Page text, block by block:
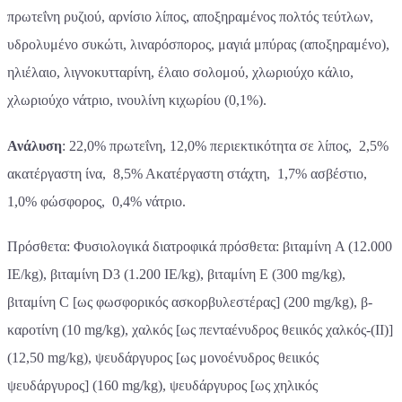
πρωτεΐνη ρυζιού, αρνίσιο λίπος, αποξηραμένος πολτός τεύτλων,
υδρολυμένο συκώτι, λιναρόσπορος, μαγιά μπύρας (αποξηραμένο),
ηλιέλαιο, λιγνοκυτταρίνη, έλαιο σολομού, χλωριούχο κάλιο,
χλωριούχο νάτριο, ινουλίνη κιχωρίου (0,1%).
Ανάλυση: 22,0% πρωτεΐνη, 12,0% περιεκτικότητα σε λίπος, 2,5%
ακατέργαστη ίνα, 8,5% Ακατέργαστη στάχτη, 1,7% ασβέστιο,
1,0% φώσφορος, 0,4% νάτριο.
Πρόσθετα: Φυσιολογικά διατροφικά πρόσθετα: βιταμίνη A (12.000
IE/kg), βιταμίνη D3 (1.200 IE/kg), βιταμίνη E (300 mg/kg),
βιταμίνη C [ως φωσφορικός ασκορβυλεστέρας] (200 mg/kg), β-
καροτίνη (10 mg/kg), χαλκός [ως πενταένυδρος θειικός χαλκός-(II)]
(12,50 mg/kg), ψευδάργυρος [ως μονοένυδρος θειικός
ψευδάργυρος] (160 mg/kg), ψευδάργυρος [ως χηλικός